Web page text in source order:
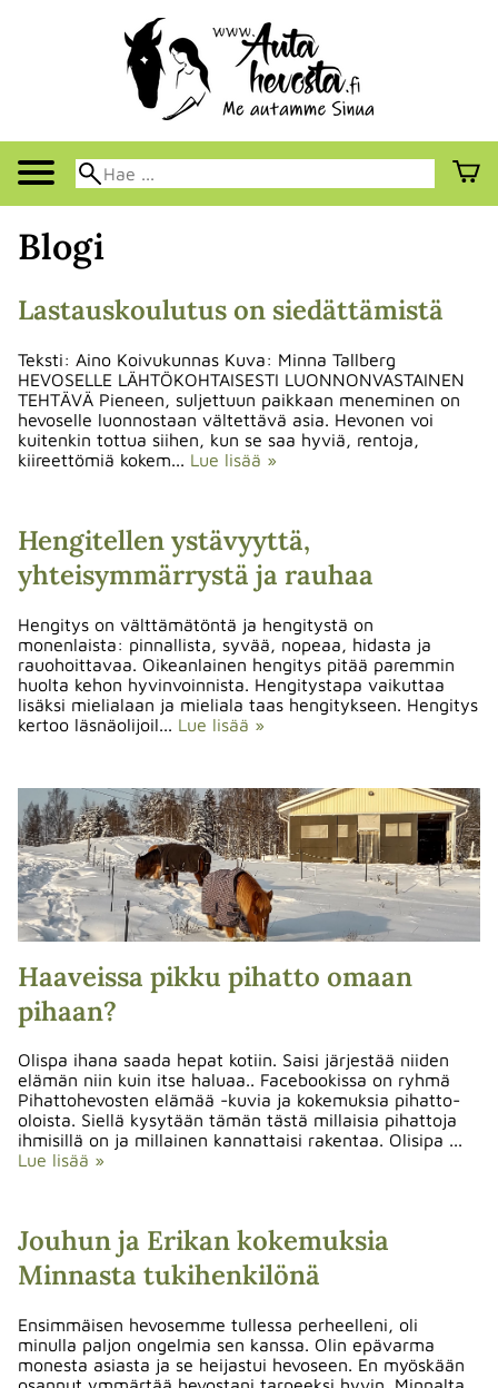
Blogi
Lastauskoulutus on siedättämistä
Teksti: Aino Koivukunnas Kuva: Minna Tallberg
HEVOSELLE LÄHTÖKOHTAISESTI LUONNONVASTAINEN
TEHTÄVÄ Pieneen, suljettuun paikkaan meneminen on
hevoselle luonnostaan vältettävä asia. Hevonen voi
kuitenkin tottua siihen, kun se saa hyviä, rentoja,
kiireettömiä kokem... Lue lisää »
Hengitellen ystävyyttä,
yhteisymmärrystä ja rauhaa
Hengitys on välttämätöntä ja hengitystä on
monenlaista: pinnallista, syvää, nopeaa, hidasta ja
rauohoittavaa. Oikeanlainen hengitys pitää paremmin
huolta kehon hyvinvoinnista. Hengitystapa vaikuttaa
lisäksi mielialaan ja mieliala taas hengitykseen. Hengitys
kertoo läsnäolijoil... Lue lisää »
Haaveissa pikku pihatto omaan
pihaan?
Olispa ihana saada hepat kotiin. Saisi järjestää niiden
elämän niin kuin itse haluaa.. Facebookissa on ryhmä
Pihattohevosten elämää -kuvia ja kokemuksia pihatto-
oloista. Siellä kysytään tämän tästä millaisia pihattoja
ihmisillä on ja millainen kannattaisi rakentaa. Olisipa ...
Lue lisää »
Jouhun ja Erikan kokemuksia
Minnasta tukihenkilönä
Ensimmäisen hevosemme tullessa perheelleni, oli
minulla paljon ongelmia sen kanssa. Olin epävarma
monesta asiasta ja se heijastui hevoseen. En myöskään